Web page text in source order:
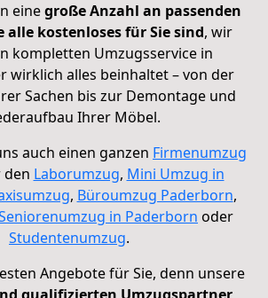
einegroße Anzahl an passenden
alle kostenloses für Sie sind, wir
kompletten Umzugsservice in
wirklich alles beinhaltet – von der
Sachen bis zur Demontage und
Ihrer Möbel.
auch einen ganzen Firmenumzug
den Laborumzug, Mini Umzug in
, Büroumzug Paderborn,
in Paderborn oder
Studentenumzug.
Angebote für Sie, denn unsere